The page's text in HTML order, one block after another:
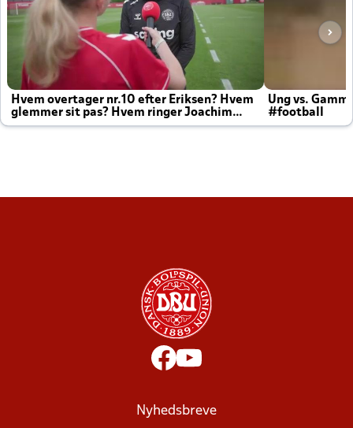
Hvem overtager nr.10 efter Eriksen? Hvem
glemmer sit pas? Hvem ringer Joachim
altid til efter kampe?
Ung vs.
#football
Nyhedsbreve